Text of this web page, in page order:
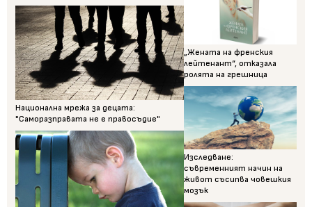
Национална мрежа за децата:
"Саморазправата не е правосъдие"
„Жената на френския
лейтенант“, отказала
ролята на грешница
Изследване:
съвременният начин на
живот съсипва човешкия
мозък